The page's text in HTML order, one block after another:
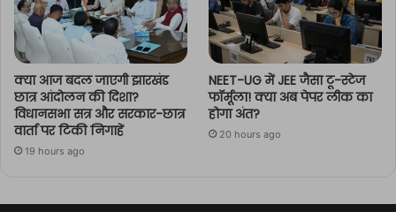
क्या आज बदल जाएगी झारखंड
छात्र आंदोलन की दिशा?
विधानसभा सत्र और सरकार-छात्र
वार्ता पर टिकी निगाहें
19 hours ago
NEET-UG में JEE जैसा टू-स्टेज
फॉर्मूला! क्या अब पेपर लीक का
होगा अंत?
20 hours ago